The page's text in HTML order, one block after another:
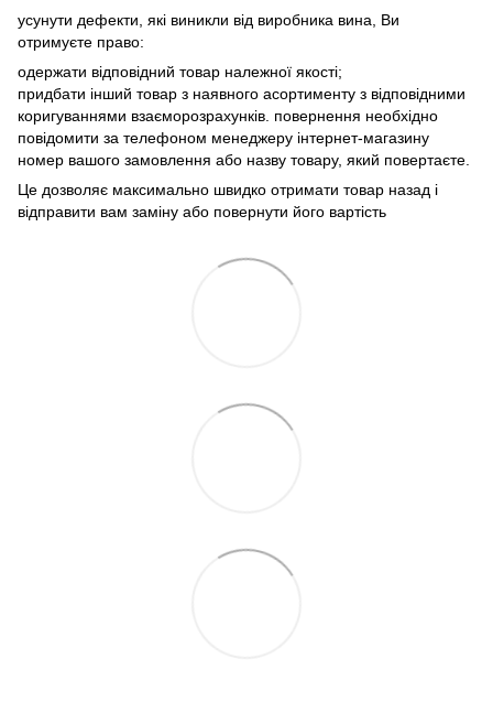
усунути дефекти, які виникли від виробника вина, Ви
отримуєте право:
одержати відповідний товар належної якості;
придбати інший товар з наявного асортименту з відповідними
коригуваннями взаєморозрахунків. повернення необхідно
повідомити за телефоном менеджеру інтернет-магазину
номер вашого замовлення або назву товару, який повертаєте.
Це дозволяє максимально швидко отримати товар назад і
відправити вам заміну або повернути його вартість